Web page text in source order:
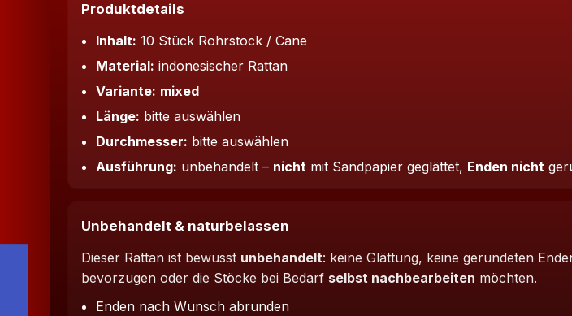
Produktdetails
Inhalt: 10 Stück Rohrstock / Cane
Material: indonesischer Rattan
Variante: mixed
Länge: bitte auswählen
Durchmesser: bitte auswählen
Ausführung: unbehandelt – nicht mit Sandpapier geglättet, Enden nicht
Unbehandelt & naturbelassen
Dieser Rattan ist bewusst unbehandelt: keine Glättung, keine gerundeten
bevorzugen oder die Stöcke bei Bedarf selbst nachbearbeiten möchten.
Enden nach Wunsch abrunden